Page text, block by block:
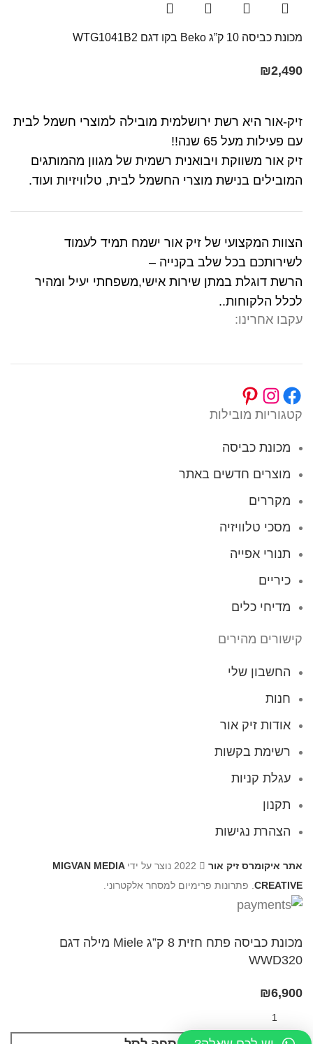
מכונת כביסה 10 ק”ג Beko בקו ‏דגם WTG1041B2
₪2,490
זיק-אור היא רשת ירושלמית מובילה למוצרי חשמל לבית
עם פעילות מעל 65 שנה!!
זיק אור משווקת ויבואנית רשמית של מגוון מהמותגים
המובילים בנישת מוצרי החשמל לבית, טלוויזיות ועוד.
הצוות המקצועי של זיק אור ישמח תמיד לעמוד
לשירותכם בכל שלב בקנייה –
הרשת דוגלת במתן שירות אישי,משפחתי יעיל ומהיר
לכלל הלקוחות..
עקבו אחרינו:
קטגוריות מובילות
מכונת כביסה
מוצרים חדשים באתר
מקררים
מסכי טלוויזיה
תנורי אפייה
כיריים
מדיחי כלים
קישורים מהירים
החשבון שלי
חנות
אודות זיק אור
רשימת בקשות
עגלת קניות
תקנון
הצהרת נגישות
אתר איקומרס זיק אור
MIGVAN MEDIA
CREATIVE . פתרונות פרימיום למסחר אלקטרוני.
מכונת כביסה פתח חזית 8 ק”ג Miele מילה דגם
WWD320
₪6,900